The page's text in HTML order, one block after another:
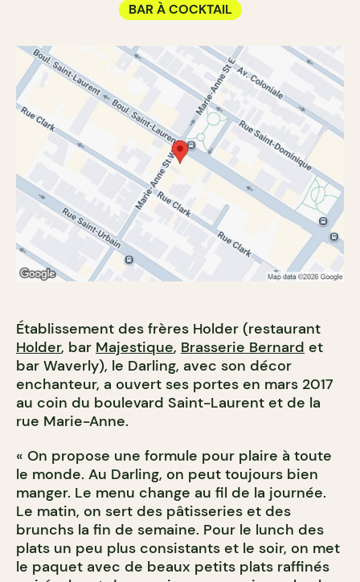
BAR À COCKTAIL
Établissement des frères Holder (restaurant
Holder, bar Majestique, Brasserie Bernard et
bar Waverly), le Darling, avec son décor
enchanteur, a ouvert ses portes en mars 2017
au coin du boulevard Saint-Laurent et de la
rue Marie-Anne.
« On propose une formule pour plaire à toute
le monde. Au Darling, on peut toujours bien
manger. Le menu change au fil de la journée.
Le matin, on sert des pâtisseries et des
brunchs la fin de semaine. Pour le lunch des
plats un peu plus consistants et le soir, on met
le paquet avec de beaux petits plats raffinés